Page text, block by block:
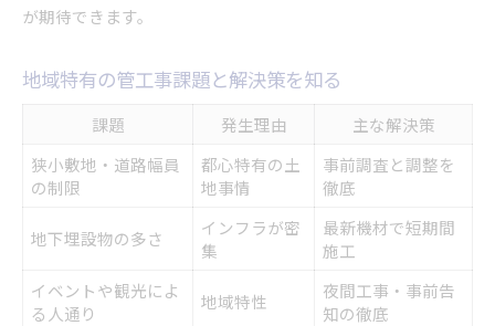
が期待できます。
地域特有の管工事課題と解決策を知る
課題 発生理由
主な解決策
狭小敷地・道路幅員
の制限
都心特有の土
地事情
事前調査と調整を
徹底
地下埋設物の多さ
インフラが密
集
最新機材で短期間
施工
イベントや観光によ
る人通り
地域特性
夜間工事・事前告
知の徹底